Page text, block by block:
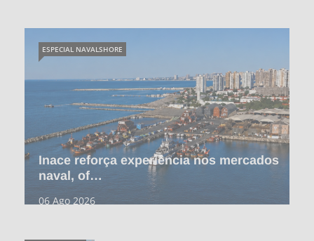
Inace reforça experiência nos mercados
naval, of…
06 Ago 2026
ESPECIAL NAVALSHORE